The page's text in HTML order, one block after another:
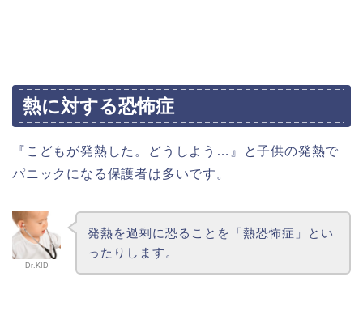
熱に対する恐怖症
『こどもが発熱した。どうしよう…』と子供の発熱で
パニックになる保護者は多いです。
Dr.KID
発熱を過剰に恐ることを「熱恐怖症」とい
ったりします。